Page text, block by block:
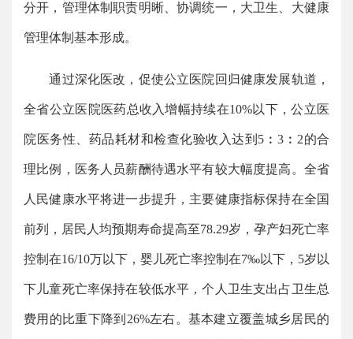
分开，管理体制职责明晰、协调统一，大卫生、大健康
管理体制基本形成。
通过深化医改，促使公立医院回归健康发展轨道，
全省公立医院医药总收入增幅持续在10%以下，公立医
院医务性、药品耗材和检查化验收入达到5︰3︰2的合
理比例，医务人员薪酬待遇水平有较大幅度提高。全省
人民健康水平将进一步提升，主要健康指标保持在全国
前列，居民人均预期寿命提高至78.29岁，孕产妇死亡率
控制在16/10万以下，婴儿死亡率控制在7‰以下，5岁以
下儿童死亡率保持在较低水平，个人卫生支出占卫生总
费用的比重下降到26%左右。基本建立覆盖城乡居民的